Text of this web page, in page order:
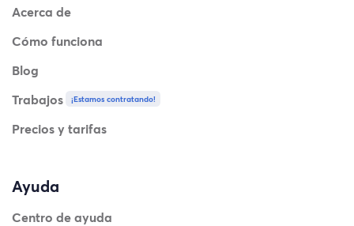
Acerca de
Cómo funciona
Blog
Trabajos
¡Estamos contratando!
Precios y tarifas
Ayuda
Centro de ayuda